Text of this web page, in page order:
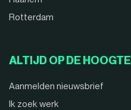
Rotterdam
ALTIJD OP DE HOOGTE
Aanmelden nieuwsbrief
Ik zoek werk